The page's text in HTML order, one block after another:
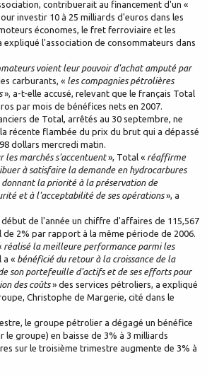
contribuerait au financement d'un «
investir 10 à 25 milliards d'euros dans les
économes, le fret ferroviaire et les
expliqué l'association de consommateurs dans
voient leur pouvoir d'achat amputé par
carburants, « les compagnies pétrolières
», a-t-elle accusé, relevant que le français Total
par mois de bénéfices nets en 2007.
de Total, arrêtés au 30 septembre, ne
récente flambée du prix du brut qui a dépassé
dollars mercredi matin.
les marchés s'accentuent», Total « réaffirme
à satisfaire la demande en hydrocarbures
la priorité à la préservation de
et à l'acceptabilité de ses opérations», a
de l'année un chiffre d'affaires de 115,567
de 2% par rapport à la même période de 2006.
réalisé la meilleure performance parmi les
a « bénéficié du retour à la croissance de la
son portefeuille d'actifs et de ses efforts pour
des coûts» des services pétroliers, a expliqué
Christophe de Margerie, cité dans le
le groupe pétrolier a dégagé un bénéfice
le groupe) en baisse de 3% à 3 milliards
sur le troisième trimestre augmente de 3% à